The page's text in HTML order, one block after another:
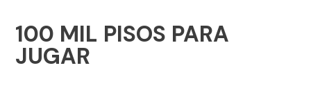
100 MIL PISOS PARA
JUGAR